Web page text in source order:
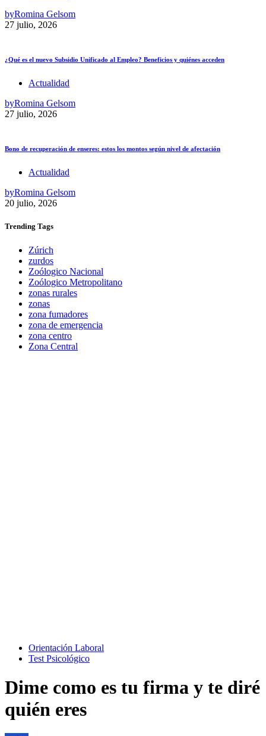
byRomina Gelsom
27 julio, 2026
¿Qué es el nuevo Subsidio Unificado al Empleo? Beneficios y quiénes acceden
Actualidad
byRomina Gelsom
27 julio, 2026
Bono de recuperación de enseres: estos los montos según nivel de afectación
Actualidad
byRomina Gelsom
20 julio, 2026
Trending Tags
Zúrich
zurdos
Zoólogico Nacional
Zoólogico Metropolitano
zonas rurales
zonas
zona fumadores
zona de emergencia
zona centro
Zona Central
Orientación Laboral
Test Psicológico
Dime como es tu firma y te diré
quién eres